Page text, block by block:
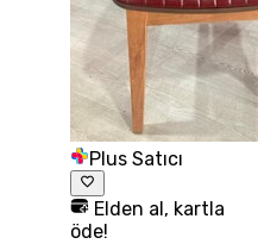
Plus Satıcı
Elden al, kartla
öde!